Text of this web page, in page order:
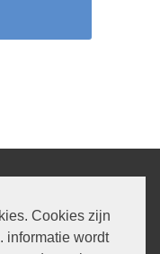
Cookies zijn
informatie wordt